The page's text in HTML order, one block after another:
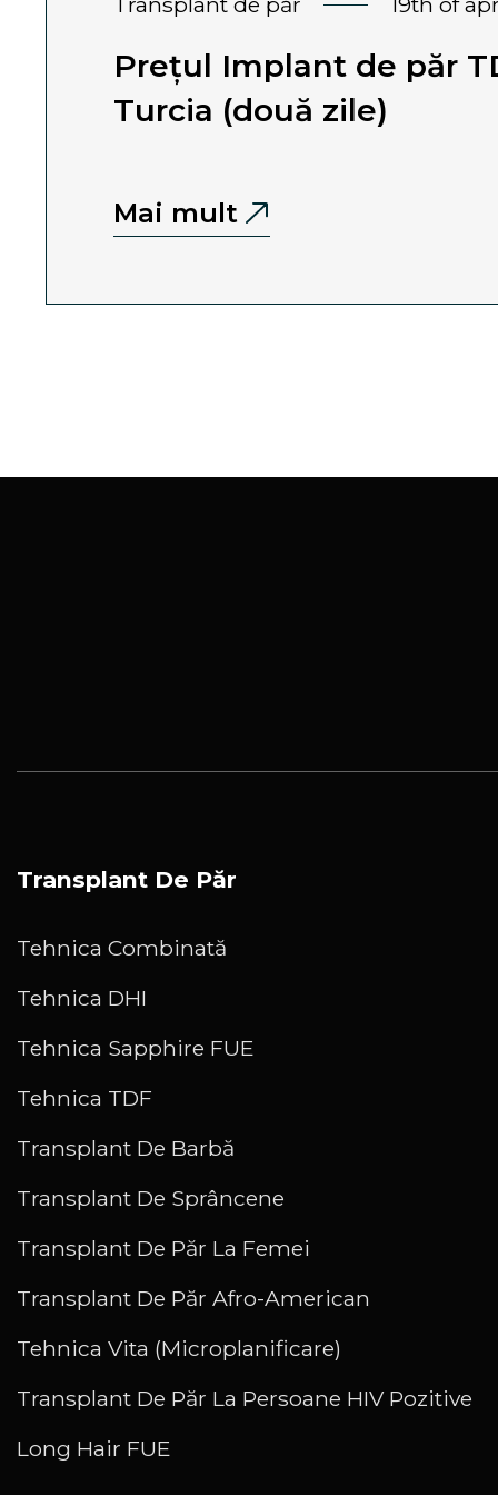
Prețul Implant de păr
Turcia (două zile)
Mai mult
Transplant De Păr
Tehnica Combinată
Tehnica DHI
Tehnica Sapphire FUE
Tehnica TDF
Transplant De Barbă
Transplant De Sprâncene
Transplant De Păr La Femei
Transplant De Păr Afro-American
Tehnica Vita (Microplanificare)
Transplant De Păr La Persoane HIV Pozitive
Long Hair FUE